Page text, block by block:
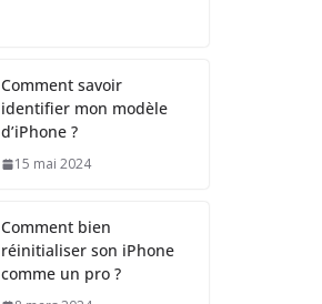
Comment savoir
identifier mon modèle
d’iPhone ?
15 mai 2024
Comment bien
réinitialiser son iPhone
comme un pro ?